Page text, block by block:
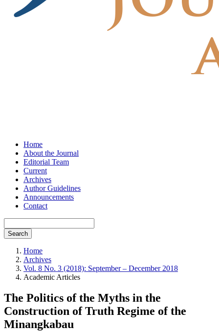
Home
About the Journal
Editorial Team
Current
Archives
Author Guidelines
Announcements
Contact
Search
Home
Archives
Vol. 8 No. 3 (2018): September – December 2018
Academic Articles
The Politics of the Myths in the
Construction of Truth Regime of the
Minangkabau